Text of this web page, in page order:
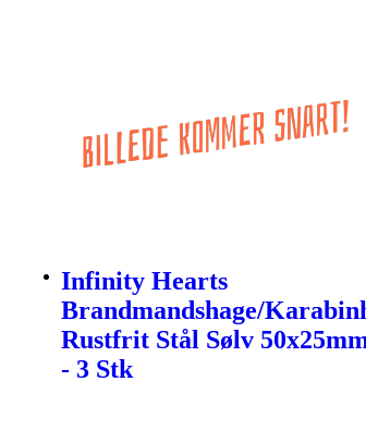
Infinity Hearts
Brandmandshage/
Rustfrit Stål Sølv
- 3 Stk